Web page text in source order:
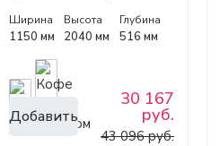
Ширина
1150 мм
Высота
2040 мм
Глубина
516 мм
Добавить
30 167
руб.
43 096 руб.